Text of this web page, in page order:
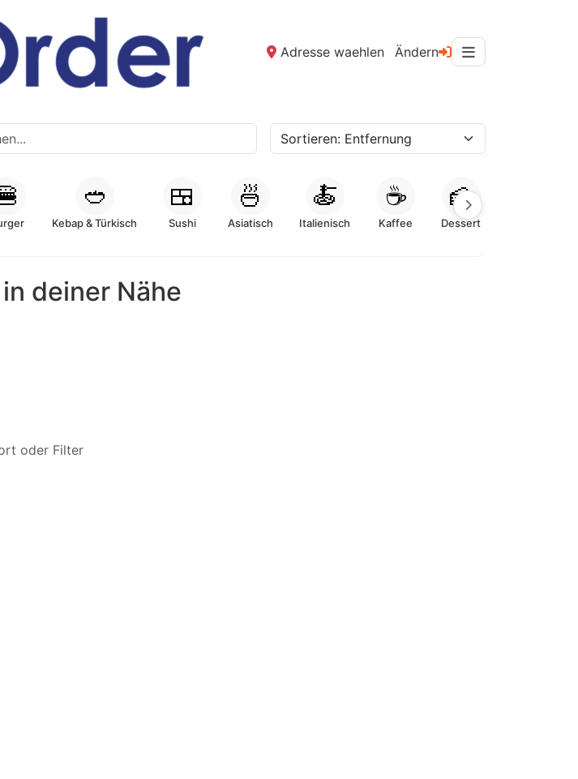
Adresse waehlen Ändern
🥙
Kebap & Türkisch
🍱
Sushi
🍜
Asiatisch
🍝
Italienisch
☕
Kaffee
🍰
Dessert
deiner Nähe
oder Filter